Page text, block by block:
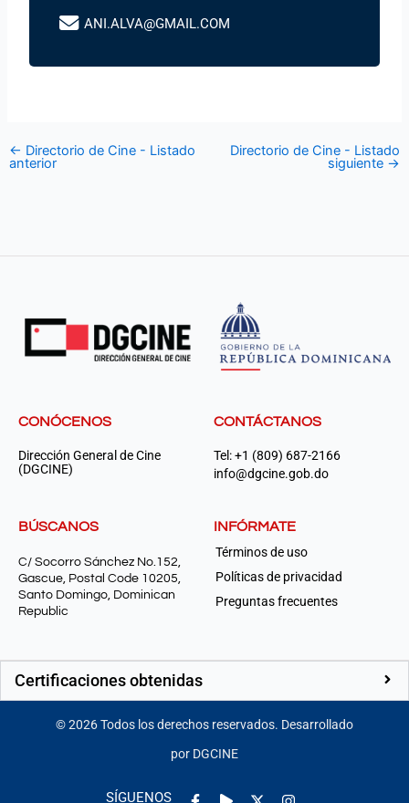
ANI.ALVA@GMAIL.COM
← Directorio de Cine - Listado
anterior
Directorio de Cine - Listado
siguiente →
CONÓCENOS
Dirección General de Cine
(DGCINE)
CONTÁCTANOS
Tel: +1 (809) 687-2166
info@dgcine.gob.do
BÚSCANOS
C/ Socorro Sánchez No.152,
Gascue, Postal Code 10205,
Santo Domingo, Dominican
Republic
INFÓRMATE
Términos de uso
Políticas de privacidad
Preguntas frecuentes
Certificaciones obtenidas
©2026Todos los derechos reservados. Desarrollado
por DGCINE
SÍGUENOS
Facebook-
Play Instagram